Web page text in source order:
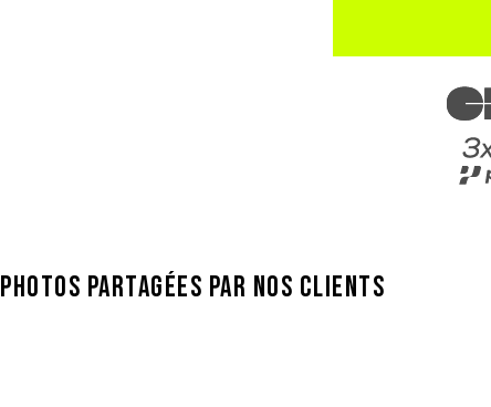
PHOTOS PARTAGÉES PAR NOS CLIENTS